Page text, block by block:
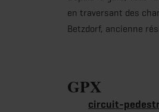
en traversant des
Betzdorf, ancienne
GPX
circuit-